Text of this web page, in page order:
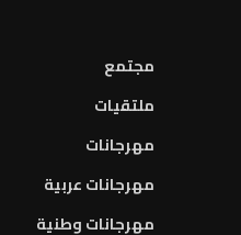
مجتمع
ملتقيات
مهرجانات
مهرجانات عربية
مهرجانات وطنية